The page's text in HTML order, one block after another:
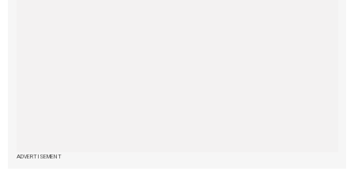
ADVERTISEMENT